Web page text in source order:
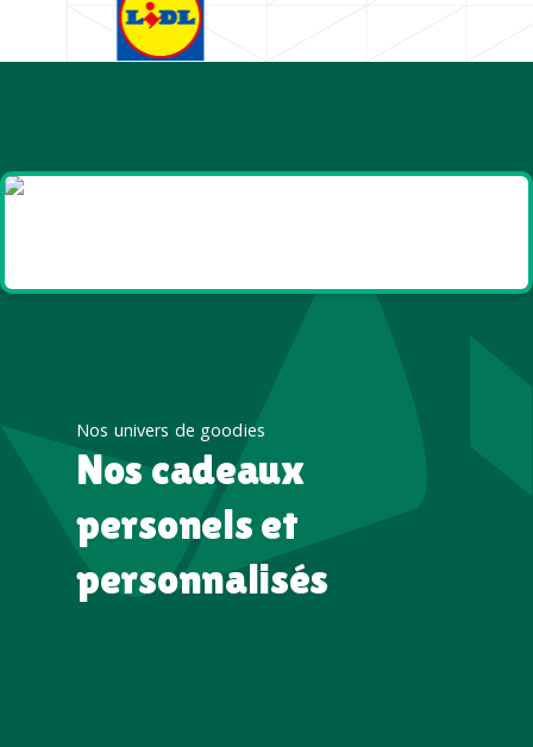
Nos univers de goodies
Nos cadeaux
personels et
personnalisés